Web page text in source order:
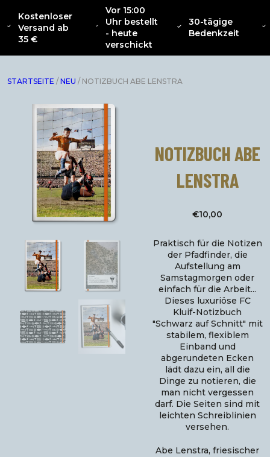
Kostenloser
Versand ab
35 €
Vor 15:00
Uhr bestellt
- heute
verschickt
30-tägige
Bedenkzeit
ÜBER NEU
SAMMLUNG
CATENACCIO
BEKLEIDUNG INTERIOR
STARTSEITE / NEU / NOTIZBUCH ABE LENSTRA
NOTIZBUCH ABE
LENSTRA
€10,00
Praktisch für die Notizen
der Pfadfinder, die
Aufstellung am
Samstagmorgen oder
einfach für die Arbeit...
Dieses luxuriöse FC
Kluif-Notizbuch
"Schwarz auf Schnitt" mit
stabilem, flexiblem
Einband und
abgerundeten Ecken
lädt dazu ein, all die
Dinge zu notieren, die
man nicht vergessen
darf. Die Seiten sind mit
leichten Schreiblinien
versehen.
Abe Lenstra, friesischer